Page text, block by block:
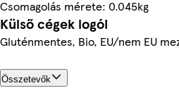
Csomagolás mérete: 0.045kg
Külső cégek logói
Gluténmentes, Bio, EU/nem EU
Összetevők